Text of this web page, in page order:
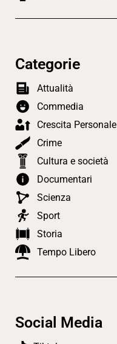
Categorie
Attualità
Commedia
Crescita Personale
Crime
Cultura e società
Documentari
Scienza
Sport
Storia
Tempo Libero
Social Media